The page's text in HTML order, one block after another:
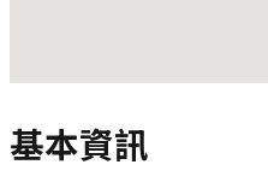
基本資訊